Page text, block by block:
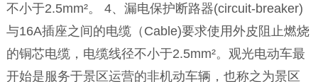
不小于2.5mm²。 4、漏电保护断路器(circuit-breaker)
与16A插座之间的电缆（Cable)要求使用外皮阻止燃烧
的铜芯电缆，电缆线径不小于2.5mm²。观光电动车最
开始是服务于景区运营的非机动车辆，也称之为景区